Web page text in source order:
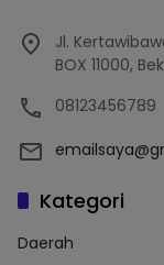
Jl.
BOX 11000,
08123456789
Kategori
Daerah